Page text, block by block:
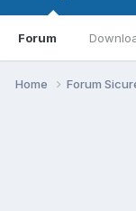
Forum
Home Forum